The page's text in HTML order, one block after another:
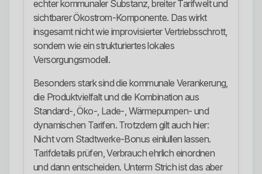
echter kommunaler Substanz, breiter Tarifwelt und
sichtbarer Ökostrom-Komponente. Das wirkt
insgesamt nicht wie improvisierter Vertriebsschrott,
sondern wie ein strukturiertes lokales
Versorgungsmodell.
Besonders stark sind die kommunale Verankerung,
die Produktvielfalt und die Kombination aus
Standard-, Öko-, Lade-, Wärmepumpen- und
dynamischen Tarifen. Trotzdem gilt auch hier:
Nicht vom Stadtwerke-Bonus einlullen lassen.
Tarifdetails prüfen, Verbrauch ehrlich einordnen
und dann entscheiden. Unterm Strich ist das aber